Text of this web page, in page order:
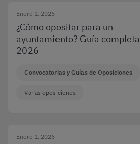
Enero 1, 2026
¿Cómo opositar para un
ayuntamiento? Guía completa
2026
Convocatorias y Guías de Oposiciones
Varias oposiciones
Enero 1, 2026